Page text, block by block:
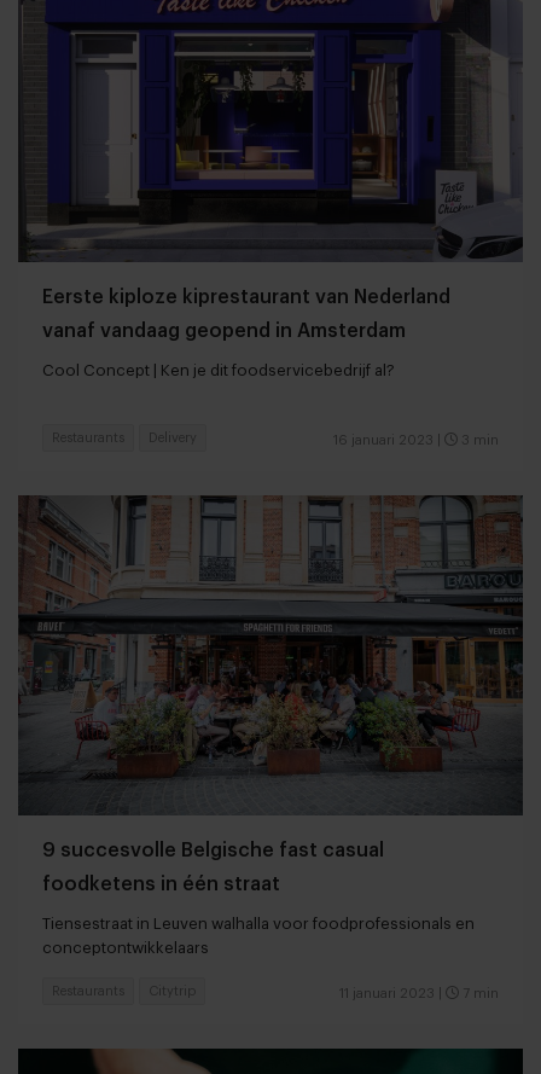
Eerste kiploze kiprestaurant van Nederland
vanaf vandaag geopend in Amsterdam
Cool Concept | Ken je dit foodservicebedrijf al?
16 januari 2023 3 min
Restaurants Delivery
9 succesvolle Belgische fast casual
foodketens in één straat
Tiensestraat in Leuven walhalla voor foodprofessionals en
conceptontwikkelaars
11 januari 2023 7 min
Restaurants Citytrip